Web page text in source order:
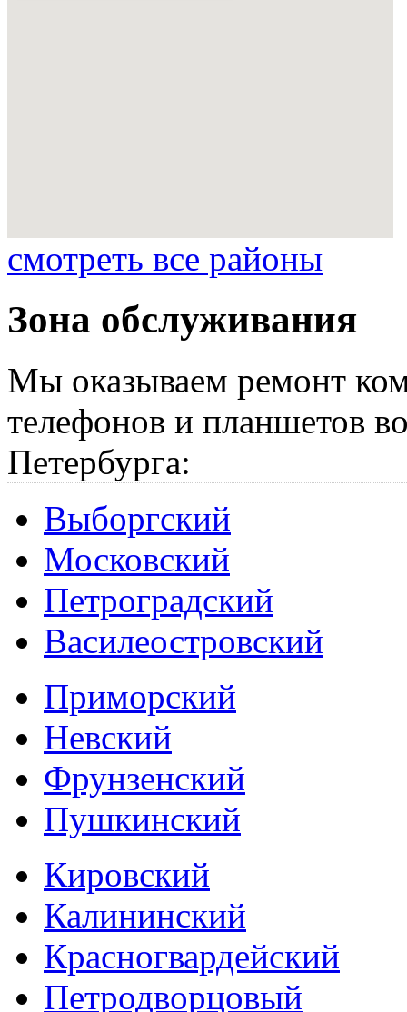
смотреть все районы
Зона обслуживания
Мы оказываем ремонт
телефонов и планшетов
Петербурга:
Выборгский
Московский
Петроградский
Василеостровский
Приморский
Невский
Фрунзенский
Пушкинский
Кировский
Калининский
Красногвардейский
Петродворцовый